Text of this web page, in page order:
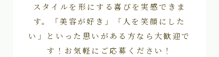
スタイルを形にする喜びを実感できま
す。「美容が好き」「人を笑顔にした
い」といった思いがある方なら大歓迎で
す！お気軽にご応募ください！